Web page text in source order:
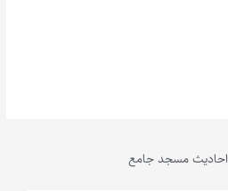
احادیث مسجد جامع